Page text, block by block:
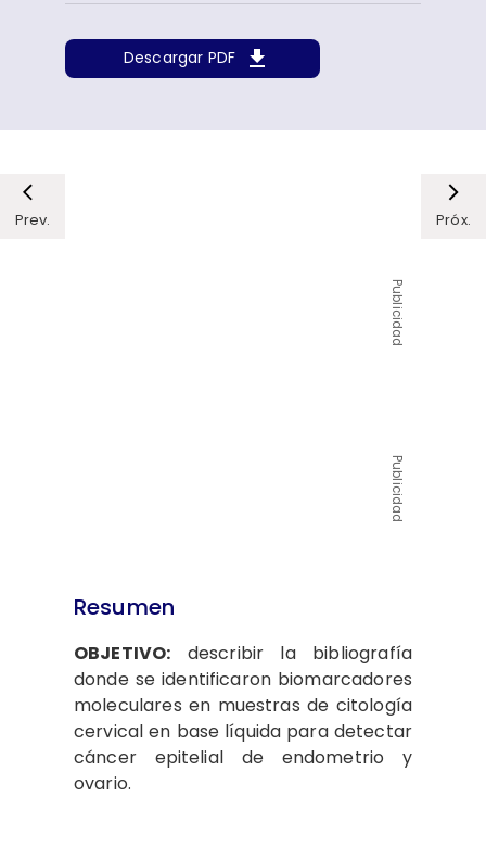
Descargar PDF
Prev. Próx.
Publicidad
Publicidad
Resumen
OBJETIVO: describir la bibliografía
donde se identificaron biomarcadores
moleculares en muestras de citología
cervical en base líquida para detectar
cáncer epitelial de endometrio y
ovario.